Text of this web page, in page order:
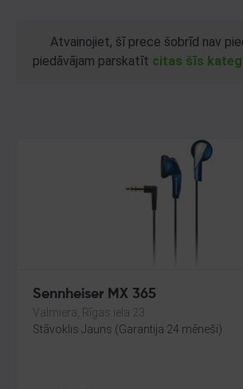
Atvainojiet, šī prece šobrīd nav
piedāvājam parskatīt citas šīs
Sennheiser MX 365
Valmiera, Rīgas iela 23
Stāvoklis Jauns (Garantija 24 mēneši)